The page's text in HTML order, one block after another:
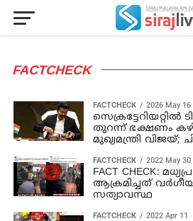
FACTCHECK
FACTCHECK 2026 May 16
തുറന്ന് ഭക്ഷണം
മുഖ്യമന്ത്രി വിജയ്;
FACTCHECK 2022 May 30
FACT CHECK:
ആക്രമിച്ചത്
സത്യാവസ്ഥ
FACTCHECK 2022 Apr 11